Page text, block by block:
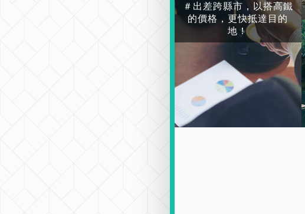
＃出差跨縣市，以搭高鐵
的價格，更快抵達目的
地！